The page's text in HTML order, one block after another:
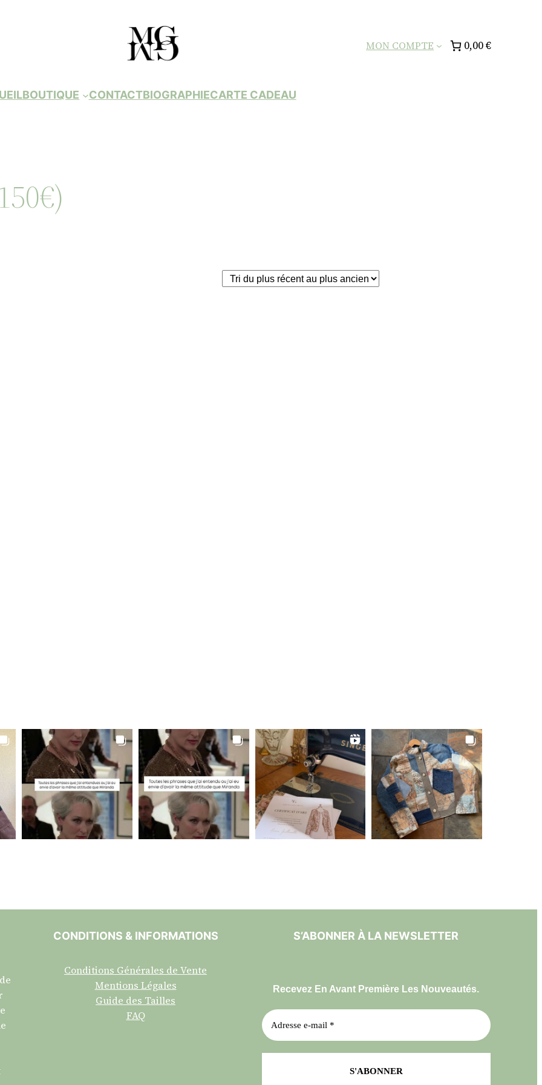
MON COMPTE 0,00 €
BOUTIQUE CONTACTBIOGRAPHIECARTE CADEAU
CONDITIONS & INFORMATIONS
Conditions Générales de Vente
Mentions Légales
Guide des Tailles
FAQ
S’ABONNER À LA NEWSLETTER
Recevez En Avant Première Les Nouveautés.